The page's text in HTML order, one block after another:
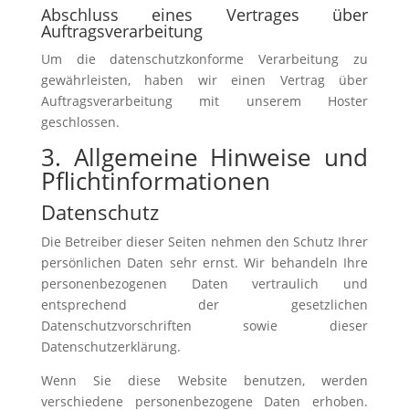
Abschluss eines Vertrages über
Auftragsverarbeitung
Um die datenschutzkonforme Verarbeitung zu
gewährleisten, haben wir einen Vertrag über
Auftragsverarbeitung mit unserem Hoster
geschlossen.
3. Allgemeine Hinweise und
Pflicht­informationen
Datenschutz
Die Betreiber dieser Seiten nehmen den Schutz Ihrer
persönlichen Daten sehr ernst. Wir behandeln Ihre
personenbezogenen Daten vertraulich und
entsprechend der gesetzlichen
Datenschutzvorschriften sowie dieser
Datenschutzerklärung.
Wenn Sie diese Website benutzen, werden
verschiedene personenbezogene Daten erhoben.